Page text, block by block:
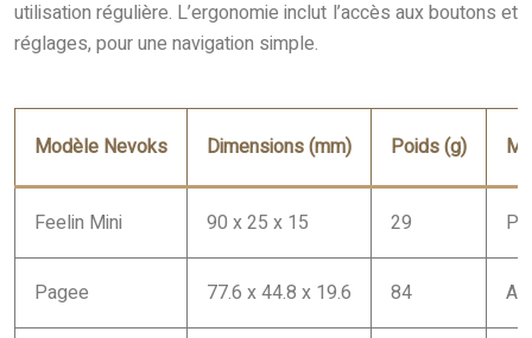
utilisation régulière. L’ergonomie inclut l’accès aux boutons et
réglages, pour une navigation simple.
Modèle Nevoks Dimensions (mm) Poids (g)
Feelin Mini 90 x 25 x 15 29
Pagee 77.6 x 44.8 x 19.6 84